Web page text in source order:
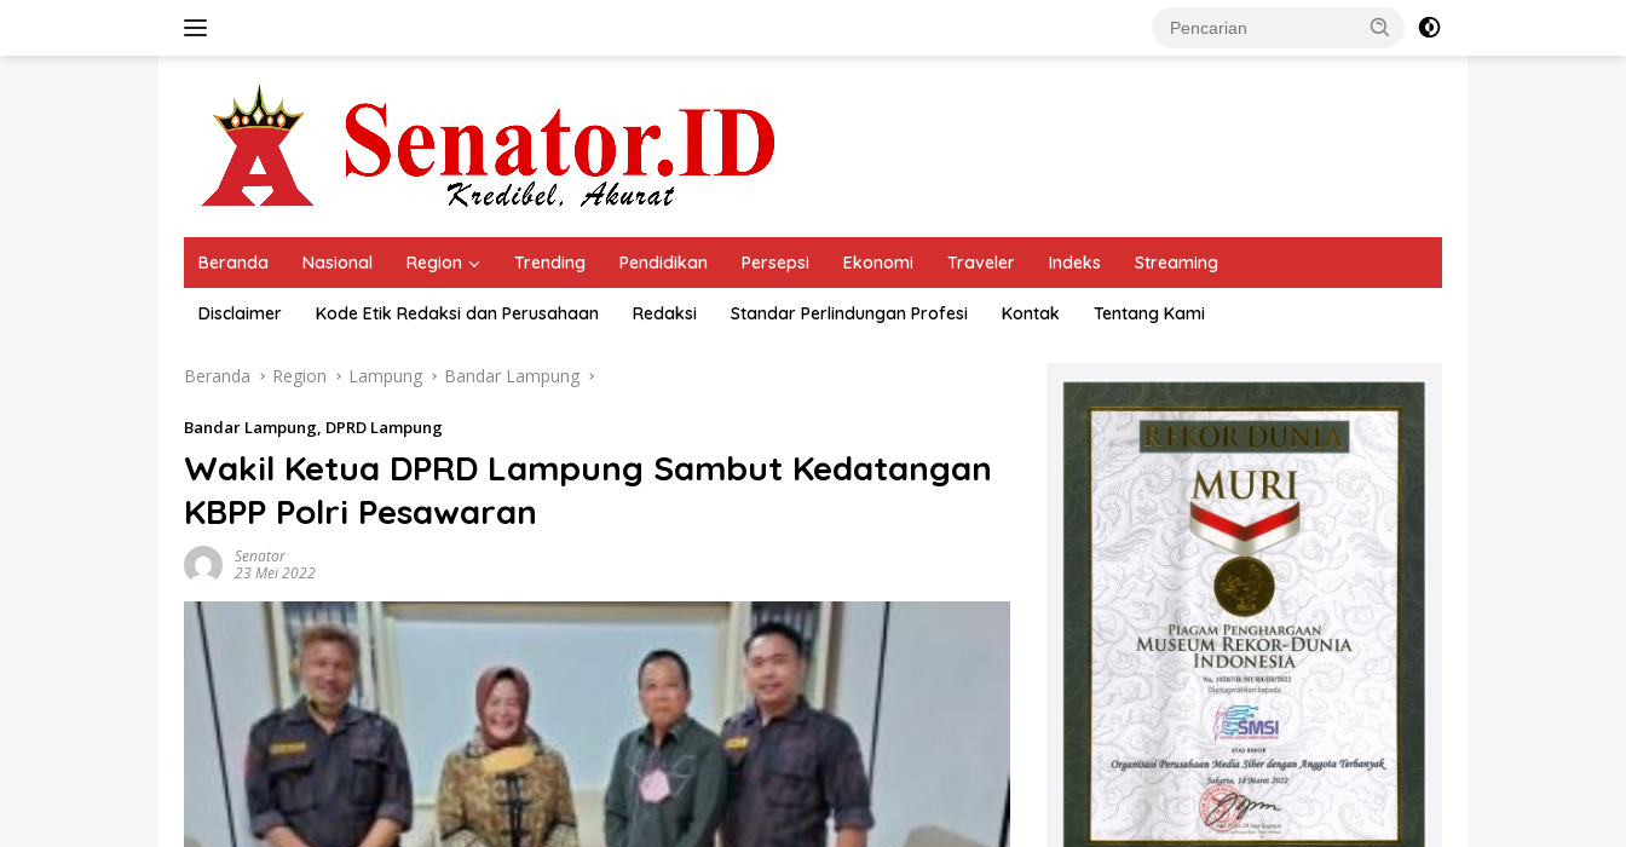
Beranda Nasional Region Trending Pendidikan Persepsi Ekonomi Traveler Indeks Streaming
Disclaimer Kode Etik Redaksi dan Perusahaan Redaksi Standar Perlindungan Profesi Kontak Tentang Kami
Beranda Region Lampung Bandar Lampung
Bandar Lampung, DPRD Lampung
Wakil Ketua DPRD Lampung Sambut Kedatangan
KBPP Polri Pesawaran
Senator
23 Mei 2022